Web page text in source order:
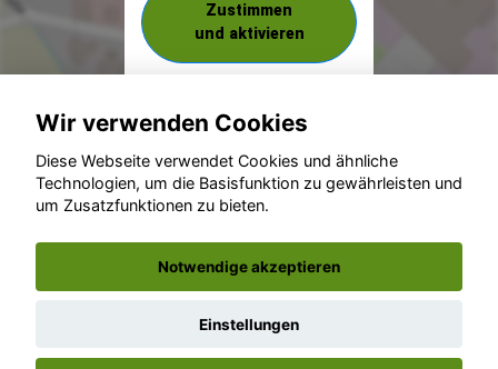
Zustimmen
und aktivieren
© konjunkturmotor.de GmbH 2020 - 2026
Wir verwenden Cookies
Diese Webseite verwendet Cookies und ähnliche
Technologien, um die Basisfunktion zu gewährleisten und
um Zusatzfunktionen zu bieten.
Notwendige akzeptieren
Einstellungen